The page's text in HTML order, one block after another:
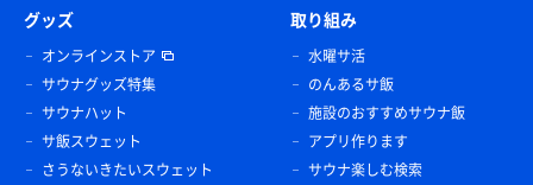
グッズ
オンラインストア
サウナグッズ特集
サウナハット
サ飯スウェット
さうないきたいスウェット
取り組み
水曜サ活
のんあるサ飯
施設のおすすめサウナ飯
アプリ作ります
サウナ楽しむ検索